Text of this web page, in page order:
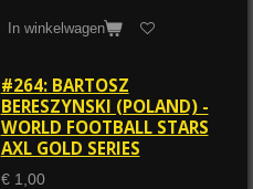
In winkelwagen
#264: BARTOSZ
BERESZYNSKI (POLAND) -
WORLD FOOTBALL STARS
AXL GOLD SERIES
€ 1,00